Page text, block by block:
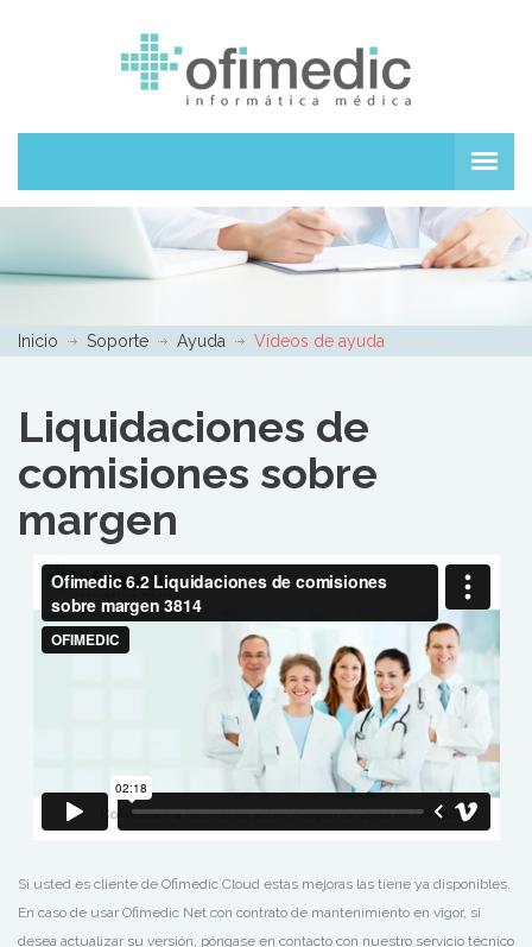
Inicio Soporte Ayuda Vídeos de ayuda
Liquidaciones de
comisiones sobre
margen
Si usted es cliente de Ofimedic Cloud estas mejoras las tiene ya disponibles.
En caso de usar Ofimedic Net con contrato de mantenimiento en vigor, si
desea actualizar su versión, póngase en contacto con nuestro servicio técnico